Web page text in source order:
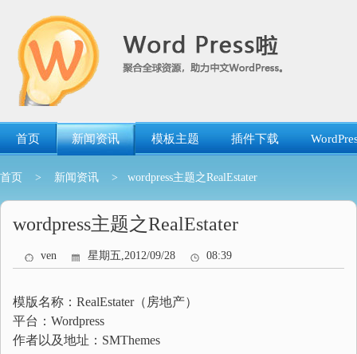
首页 新闻资讯 模板主题 插件下载
首页 > 新闻资讯 > wordpress主题之RealEstater
wordpress主题之RealEstater
ven 星期五,2012/09/28 08:39
模版名称：RealEstater（房地产）
平台：Wordpress
作者以及地址：SMThemes